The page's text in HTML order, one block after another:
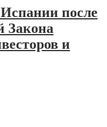
после
Закона
и